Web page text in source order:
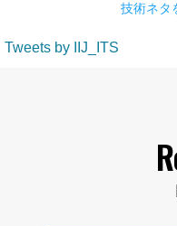
技術ネタ
Tweets by IIJ_ITS